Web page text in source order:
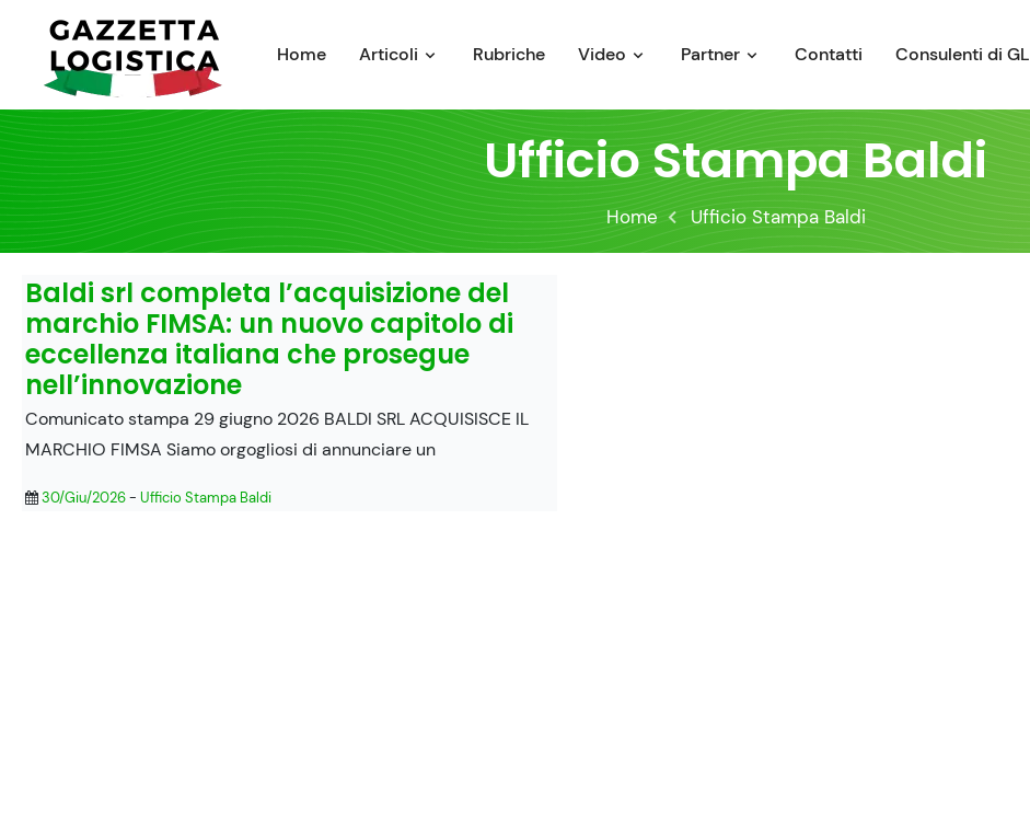
content
Home Articoli Rubriche Video Partner Contatti Consulenti di GL
Ufficio Stampa Baldi
Home Ufficio Stampa Baldi
Baldi srl completa l’acquisizione del
marchio FIMSA: un nuovo capitolo di
eccellenza italiana che prosegue
nell’innovazione
Comunicato stampa 29 giugno 2026 BALDI SRL ACQUISISCE IL
MARCHIO FIMSA Siamo orgogliosi di annunciare un
30/Giu/2026- Ufficio Stampa Baldi